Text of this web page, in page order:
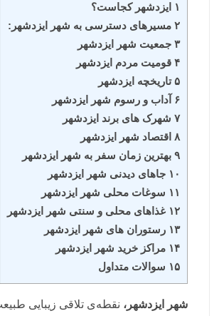
۱ ایزدشهر کجاست؟
۲ مسیرهای دسترسی به شهر ایزدشهر:
۳ جمعیت شهر ایزدشهر
۴ قومیت مردم ایزدشهر
۵ تاریخچه ایزدشهر
۶ آداب و رسوم شهر ایزدشهر
۷ شهرک های برند ایزدشهر
۸ اقتصاد شهر ایزدشهر
۹ بهترین زمان سفر به شهر ایزدشهر
۱۰ جاهای دیدنی شهر ایزدشهر
۱۱ سوغات محلی شهر ایزدشهر
۱۲ غذاهای محلی و سنتی شهر ایزدشهر
۱۳ رستوران های شهر ایزدشهر
۱۴ مراکز خرید شهر ایزدشهر
۱۵ سوالات متداول
شهر ایزدشهر، نقطه‌ی تلاقی زیبایی